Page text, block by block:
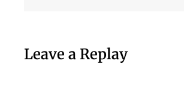
Leave a Replay